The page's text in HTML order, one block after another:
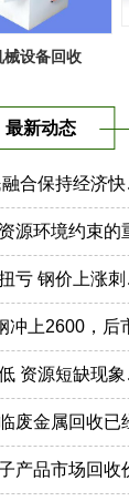
械设备回收
最新动态
济快速发展良好势头
对我国制造业转型升级至关
涨刺激钢企加速囤煤
，后市还要涨一波
短缺现象难转变
属回收已经箭在弦
产品市场回收